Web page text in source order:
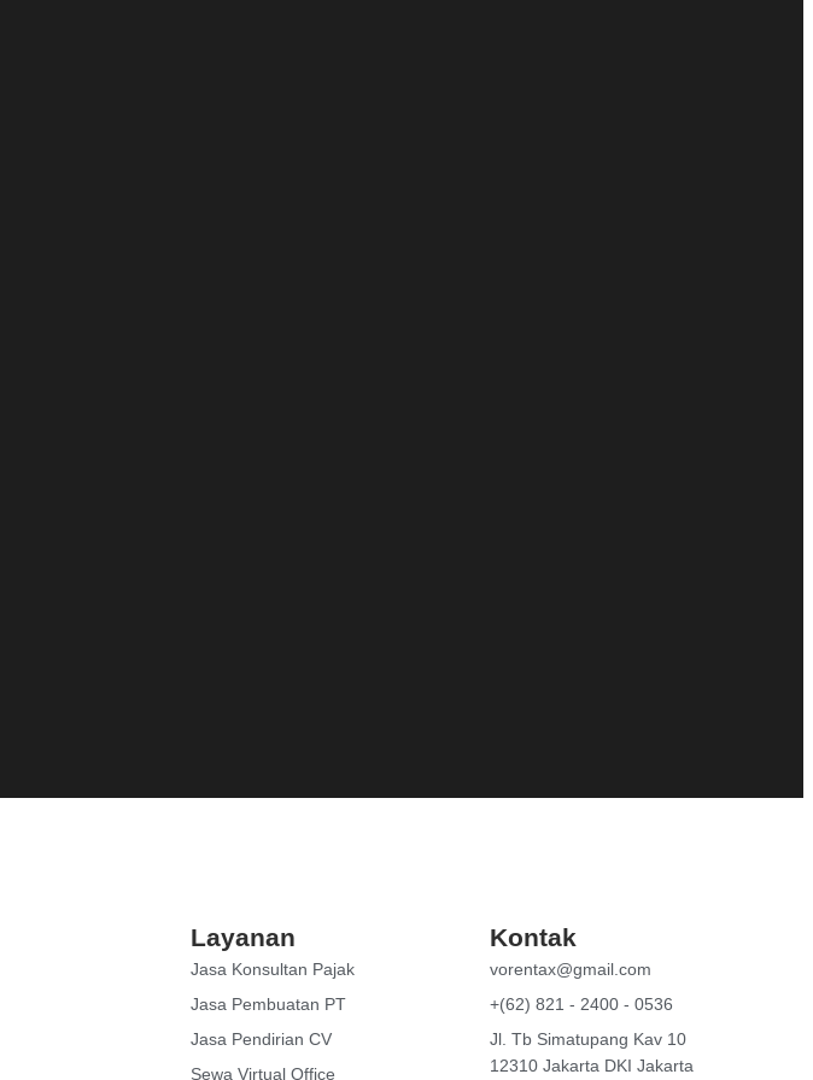
Layanan
Jasa Konsultan Pajak
Jasa Pembuatan PT
Jasa Pendirian CV
Sewa Virtual Office
Kontak
vorentax@gmail.com
+(62) 821 - 2400 - 0536
Jl. Tb Simatupang Kav 10
12310 Jakarta DKI Jakarta